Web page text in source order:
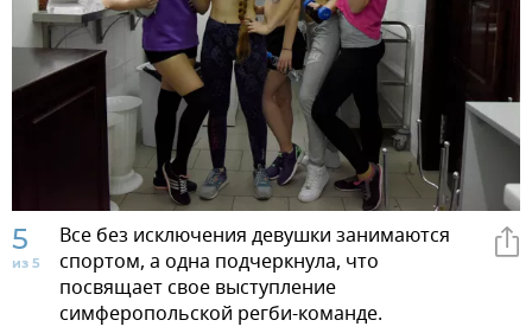
5
из 5
Все без исключения девушки занимаются
спортом, а одна подчеркнула, что
посвящает свое выступление
симферопольской регби-команде.